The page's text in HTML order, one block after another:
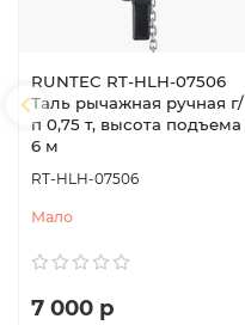
RUNTEC RT-HLH-07506
Таль рычажная ручная г/
п 0,75 т, высота подъема
6 м
RT-HLH-07506
Мало
7 000 р